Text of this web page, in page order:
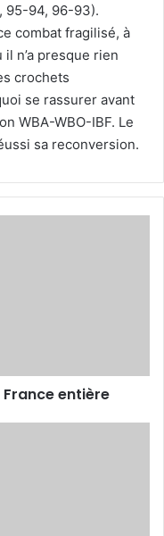
95-94, 96-93).
combat fragilisé, à
n’a presque rien
crochets
se rassurer avant
WBA-WBO-IBF. Le
sa reconversion.
entière